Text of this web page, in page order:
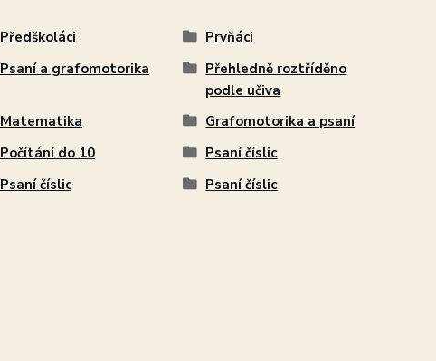
Předškoláci
Prvňáci
Psaní a grafomotorika
Přehledně roztříděno
podle učiva
Matematika
Grafomotorika a psaní
Počítání do 10
Psaní číslic
Psaní číslic
Psaní číslic